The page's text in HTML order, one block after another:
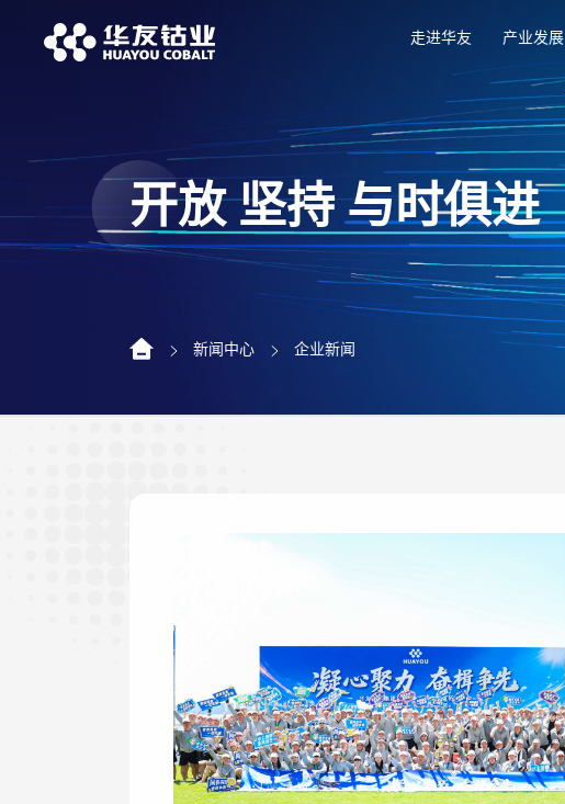
走进华友 产业发展
开放 坚持 与时俱进
新闻中心 企业新闻